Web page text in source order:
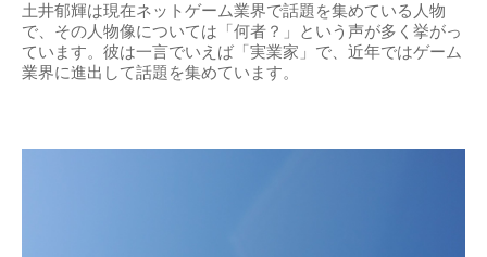
土井郁輝は現在ネットゲーム業界で話題を集めている人物
で、その人物像については「何者？」という声が多く挙がっ
ています。彼は一言でいえば「実業家」で、近年ではゲーム
業界に進出して話題を集めています。